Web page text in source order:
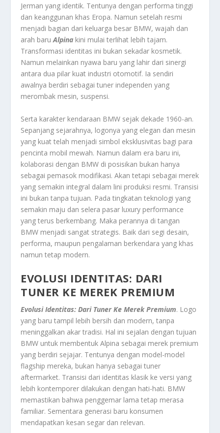
Jerman yang identik. Tentunya dengan performa tinggi
dan keanggunan khas Eropa. Namun setelah resmi
menjadi bagian dari keluarga besar BMW, wajah dan
arah baruAlpina kini mulai terlihat lebih tajam.
Transformasi identitas ini bukan sekadar kosmetik.
Namun melainkan nyawa baru yang lahir dari sinergi
antara dua pilar kuat industri otomotif. Ia sendiri
awalnya berdiri sebagai tuner independen yang
merombak mesin, suspensi.
Serta karakter kendaraan BMW sejak dekade 1960-an.
Sepanjang sejarahnya, logonya yang elegan dan mesin
yang kuat telah menjadi simbol eksklusivitas bagi para
pencinta mobil mewah. Namun dalam era baru ini,
kolaborasi dengan BMW di posisikan bukan hanya
sebagai pemasok modifikasi. Akan tetapi sebagai merek
yang semakin integral dalam lini produksi resmi. Transisi
ini bukan tanpa tujuan. Pada tingkatan teknologi yang
semakin maju dan selera pasar luxury performance
yang terus berkembang. Maka perannya di tangan
BMW menjadi sangat strategis. Baik dari segi desain,
performa, maupun pengalaman berkendara yang khas
namun tetap modern.
EVOLUSI IDENTITAS: DARI
TUNER KE MEREK PREMIUM
Evolusi Identitas: Dari Tuner Ke Merek Premium. Logo
yang baru tampil lebih bersih dan modern, tanpa
meninggalkan akar tradisi. Hal ini sejalan dengan tujuan
BMW untuk membentuk Alpina sebagai merek premium
yang berdiri sejajar. Tentunya dengan model-model
flagship mereka, bukan hanya sebagai tuner
aftermarket. Transisi dari identitas klasik ke versi yang
lebih kontemporer dilakukan dengan hati-hati. BMW
memastikan bahwa penggemar lama tetap merasa
familiar. Sementara generasi baru konsumen
mendapatkan kesan segar dan relevan.